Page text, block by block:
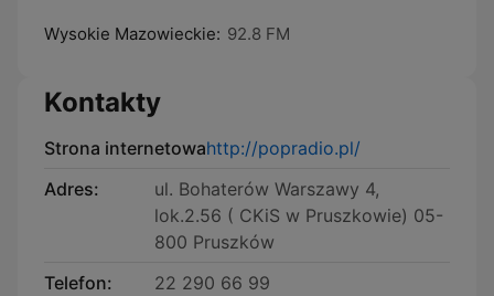
Wysokie Mazowieckie: 92.8 FM
Kontakty
Strona internetowahttp://popradio.pl/
Adres:
ul. Bohaterów Warszawy 4,
lok.2.56 ( CKiS w Pruszkowie) 05-
800 Pruszków
Telefon:
22 290 66 99